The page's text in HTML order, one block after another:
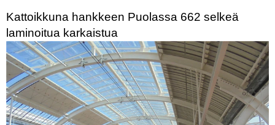
Kattoikkuna hankkeen Puolassa 662 selkeä
laminoitua karkaistua